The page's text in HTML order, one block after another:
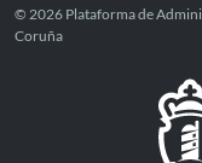
© 2026 Plataforma de
Coruña